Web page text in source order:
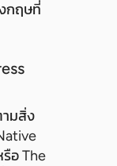
กฤษที่
มสิ่ง
อ The